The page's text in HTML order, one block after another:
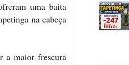
uma baita
na cabeça
a maior frescura